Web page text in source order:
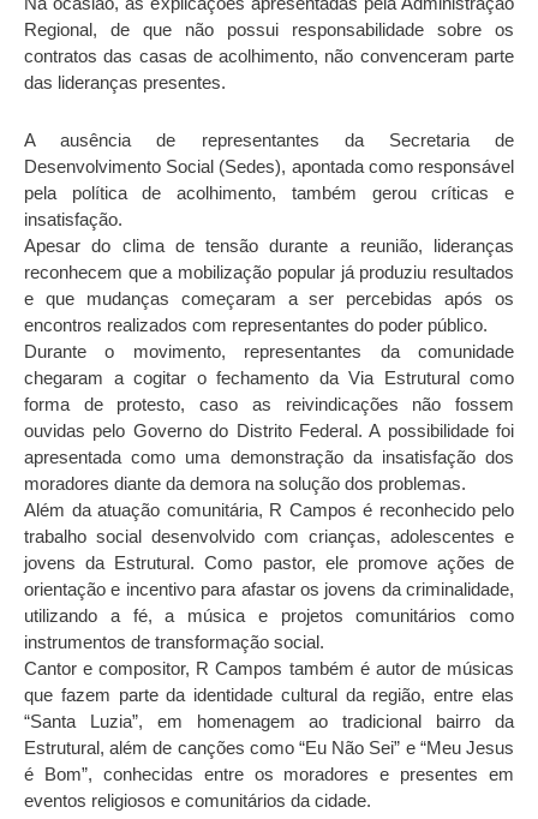
Regional, de que não possui responsabilidade sobre os
contratos das casas de acolhimento, não convenceram parte
das lideranças presentes.
A ausência de representantes da Secretaria de
Desenvolvimento Social (Sedes), apontada como responsável
pela política de acolhimento, também gerou críticas e
insatisfação.
Apesar do clima de tensão durante a reunião, lideranças
reconhecem que a mobilização popular já produziu resultados
e que mudanças começaram a ser percebidas após os
encontros realizados com representantes do poder público.
Durante o movimento, representantes da comunidade
chegaram a cogitar o fechamento da Via Estrutural como
forma de protesto, caso as reivindicações não fossem
ouvidas pelo Governo do Distrito Federal. A possibilidade foi
apresentada como uma demonstração da insatisfação dos
moradores diante da demora na solução dos problemas.
Além da atuação comunitária, R Campos é reconhecido pelo
trabalho social desenvolvido com crianças, adolescentes e
jovens da Estrutural. Como pastor, ele promove ações de
orientação e incentivo para afastar os jovens da criminalidade,
utilizando a fé, a música e projetos comunitários como
instrumentos de transformação social.
Cantor e compositor, R Campos também é autor de músicas
que fazem parte da identidade cultural da região, entre elas
“Santa Luzia”, em homenagem ao tradicional bairro da
Estrutural, além de canções como “Eu Não Sei” e “Meu Jesus
é Bom”, conhecidas entre os moradores e presentes em
eventos religiosos e comunitários da cidade.